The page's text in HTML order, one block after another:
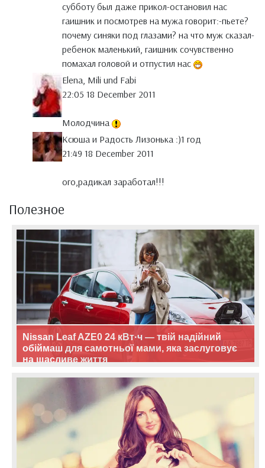
субботу был даже прикол-остановил нас
гаишник и посмотрев на мужа говорит:-пьете?
почему синяки под глазами? на что муж сказал-
ребенок маленький, гаишник сочувственно
помахал головой и отпустил нас
Elena, Mili und Fabi
22:05 18 December 2011
Молодчина
Ксюша и Радость Лизонька :)1 год
21:49 18 December 2011
ого,радикал заработал!!!
Полезное
Nissan Leaf AZE0 24 кВт·ч — твій надійний
обіймаш для самотньої мами, яка заслуговує
на щасливе життя